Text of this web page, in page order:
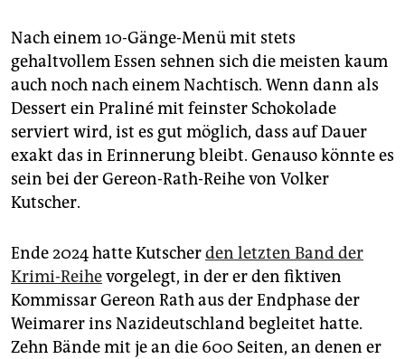
epaper login
Nach einem 10-Gänge-Menü mit stets
gehaltvollem Essen sehnen sich die meisten kaum
auch noch nach einem Nachtisch. Wenn dann als
Dessert ein Praliné mit feinster Schokolade
serviert wird, ist es gut möglich, dass auf Dauer
exakt das in Erinnerung bleibt. Genauso könnte es
sein bei der Gereon-Rath-Reihe von Volker
Kutscher.
Ende 2024 hatte Kutscherden letzten Band der
Krimi-Reihevorgelegt, in der er den fiktiven
Kommissar Gereon Rath aus der Endphase der
Weimarer ins Nazideutschland begleitet hatte.
Zehn Bände mit je an die 600 Seiten, an denen er